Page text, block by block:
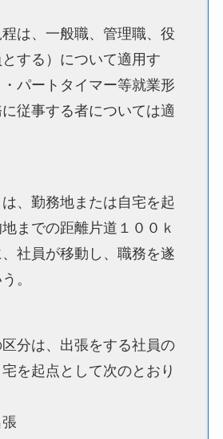
は、一般職、管理職、役
する）について適用す
パートタイマー等就業形
従事する者については適
、勤務地または自宅を起
までの距離片道１００ｋ
社員が移動し、職務を遂
。
分は、出張をする社員の
を起点として次のとおり